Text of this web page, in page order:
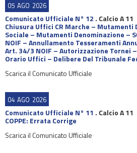
05 AGO 2026
Comunicato Ufficiale N° 12 . Calcio A 11
Chiusura Uffici CR Marche – Mutamenti
Sociale – Mutamenti Denominazione –
NOIF – Annullamento Tesseramenti
Art. 34/3 NOIF – Autorizzazione Tornei
Orario Uffici – Delibere Del Tribunale
Scarica il Comunicato Ufficiale
04 AGO 2026
Comunicato Ufficiale N° 11 . Calcio A 11
COPPE: Errata Corrige
Scarica il Comunicato Ufficiale